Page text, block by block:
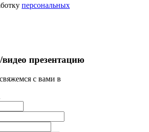
персональныx
презентацию
с вами в